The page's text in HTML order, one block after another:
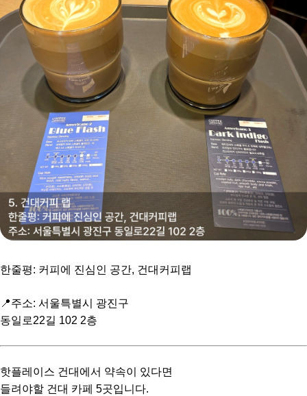
한줄평: 커피에 진심인 공간, 건대커피랩
📍주소: 서울특별시 광진구
동일로22길 102 2층
핫플레이스 건대에서 약속이 있다면
들려야할 건대 카페 5곳입니다.